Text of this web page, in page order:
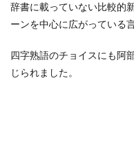
辞書に載っていない比較的
ーンを中心に広がっている
四字熟語のチョイスにも阿
じられました。